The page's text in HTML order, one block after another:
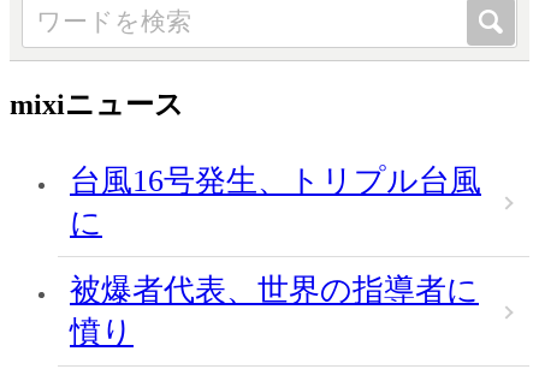
mixiニュース
台風16号発生、トリプル台風
に
被爆者代表、世界の指導者に
憤り